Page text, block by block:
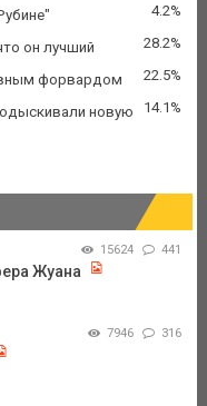
4.2%
он лучший 28.2%
форвардом 22.5%
новую
14.1%
15624 441
Жуана
7946 316